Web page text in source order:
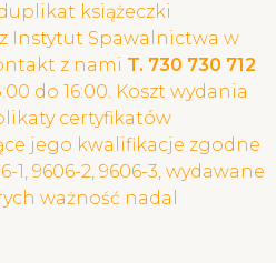
książeczki
Instytut Spawalnictwa w
z nami T. 730 730 712
do 16:00. Koszt wydania
certyfikatów
jego kwalifikacje zgodne
1, 9606-2, 9606-3, wydawane
ważność nadal